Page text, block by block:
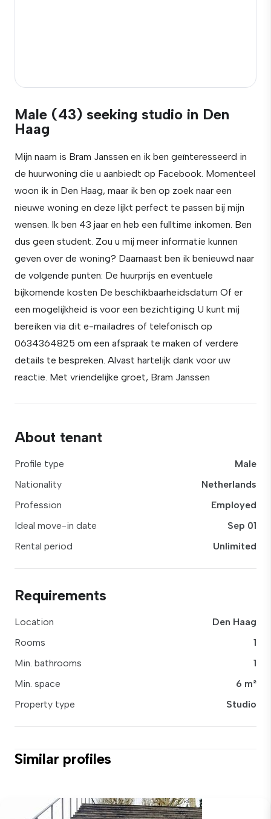
Male (43) seeking studio in Den
Haag
Mijn naam is Bram Janssen en ik ben geïnteresseerd in
de huurwoning die u aanbiedt op Facebook. Momenteel
woon ik in Den Haag, maar ik ben op zoek naar een
nieuwe woning en deze lijkt perfect te passen bij mijn
wensen. Ik ben 43 jaar en heb een fulltime inkomen. Ben
dus geen student. Zou u mij meer informatie kunnen
geven over de woning? Daarnaast ben ik benieuwd naar
de volgende punten: De huurprijs en eventuele
bijkomende kosten De beschikbaarheidsdatum Of er
een mogelijkheid is voor een bezichtiging U kunt mij
bereiken via dit e-mailadres of telefonisch op
0634364825 om een afspraak te maken of verdere
details te bespreken. Alvast hartelijk dank voor uw
reactie. Met vriendelijke groet, Bram Janssen
About tenant
Profile type
Male
Nationality
Netherlands
Profession
Employed
Ideal move-in date
Sep 01
Rental period
Unlimited
Requirements
Location
Den Haag
Rooms
1
Min. bathrooms
1
Min. space
6 m²
Property type
Studio
Similar profiles